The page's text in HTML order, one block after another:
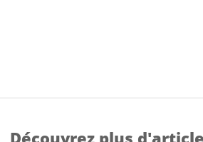
Découvrez plus